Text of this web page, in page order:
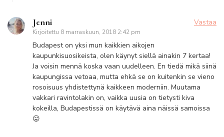
Jenni
Kirjoitettu 8 marraskuun, 2018 2:42 pm
Vastaa
Budapest on yksi mun kaikkien aikojen
kaupunkisuosikeista, olen käynyt siellä ainakin 7 kertaa!
Ja voisin mennä koska vaan uudelleen. En tiedä mikä siinä
kaupungissa vetoaa, mutta ehkä se on kuitenkin se vieno
rosoisuus yhdistettynä kaikkeen moderniin. Muutama
vakkari ravintolakin on, vaikka uusia on tietysti kiva
kokeilla, Budapestissä on käytävä aina näissä samoissa
😛